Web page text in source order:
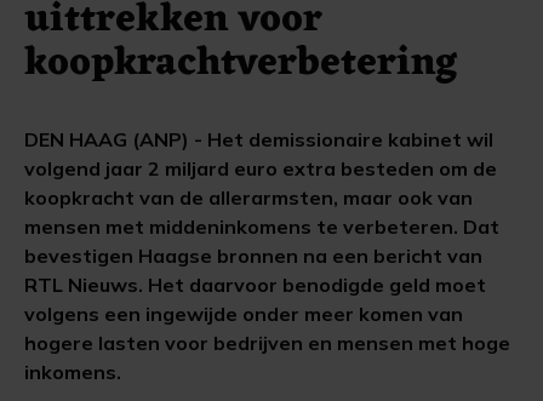
uittrekken voor
koopkrachtverbetering
DEN HAAG (ANP) - Het demissionaire kabinet wil
volgend jaar 2 miljard euro extra besteden om de
koopkracht van de allerarmsten, maar ook van
mensen met middeninkomens te verbeteren. Dat
bevestigen Haagse bronnen na een bericht van
RTL Nieuws. Het daarvoor benodigde geld moet
volgens een ingewijde onder meer komen van
hogere lasten voor bedrijven en mensen met hoge
inkomens.